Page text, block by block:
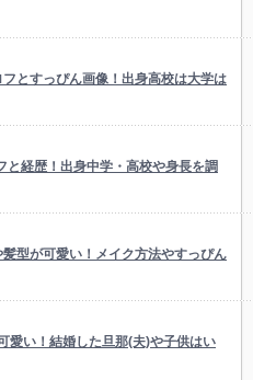
とすっぴん画像！出身高校は大学は
と経歴！出身中学・高校や身長を調
型が可愛い！メイク方法やすっぴん
愛い！結婚した旦那(夫)や子供はい